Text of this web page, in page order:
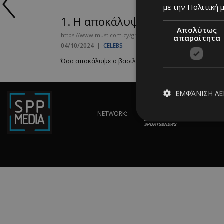
1. Η αποκάλυψη για τον
https://www.must.com.cy/gr/people/celebs/i-apokalypsi-gia-
04/10/2024 | CELEBS
Όσα αποκάλυψε ο βασιλικός βιογράφος Gyles
NETWORK:
με την Πολιτική
Απολύτως
απαραίτητα
ΕΜΦΆΝΙΣΗ
διαχείριση